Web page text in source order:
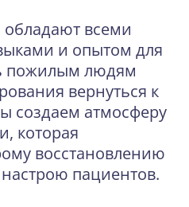
всеми
и опытом для
пожилым людям
вернуться к
создаем атмосферу
которая
восстановлению
пациентов.